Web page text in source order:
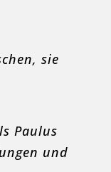
sie
Paulus
und